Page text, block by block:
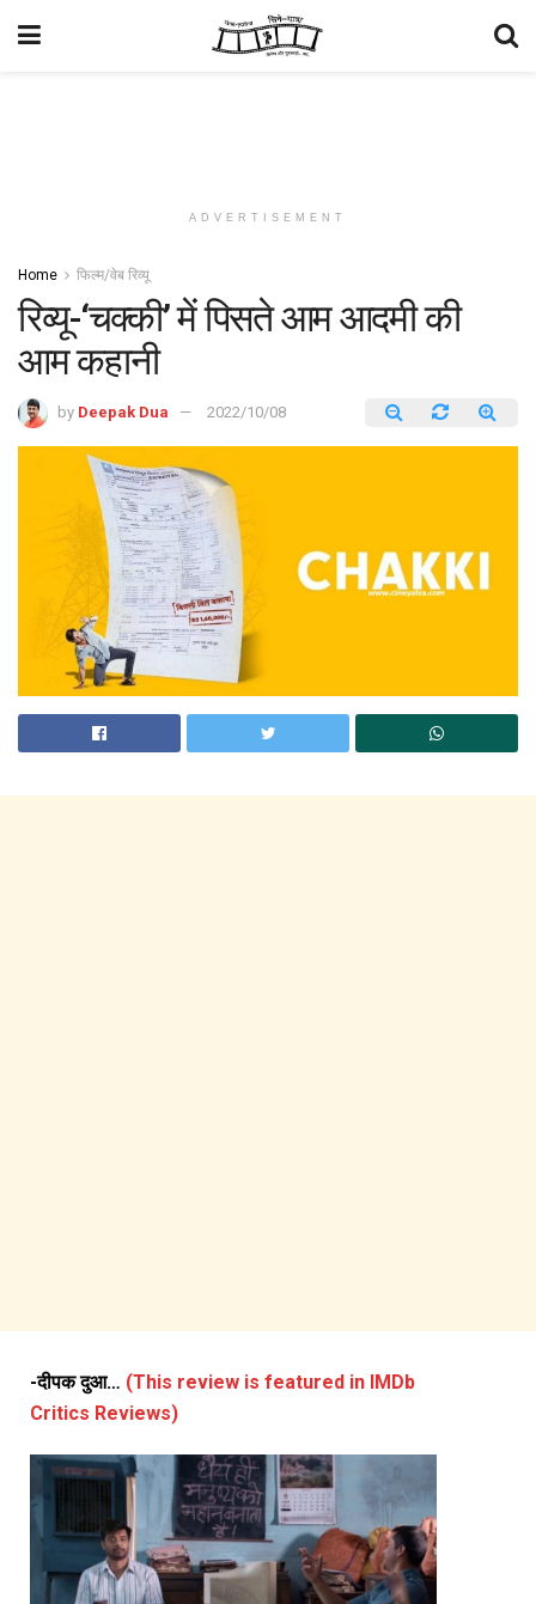
ADVERTISEMENT
Home फिल्म/वेब रिव्यू
रिव्यू-‘चक्की’ में पिसते आम आदमी की
आम कहानी
by Deepak Dua 2022/10/08
-दीपक दुआ… (This review is featured in IMDb
Critics Reviews)